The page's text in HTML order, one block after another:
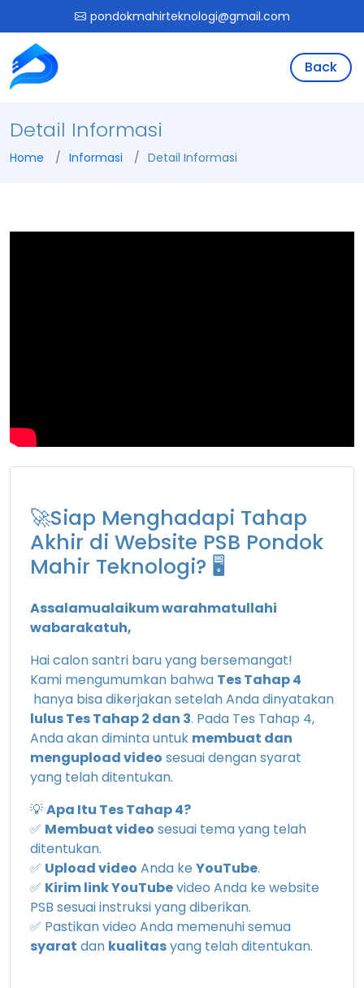
pondokmahirteknologi@gmail.com
Back
Detail Informasi
Home Informasi Detail Informasi
🚀Siap Menghadapi Tahap
Akhir di Website PSB Pondok
Mahir Teknologi? 🖥️
Assalamualaikum warahmatullahi
wabarakatuh,
Hai calon santri baru yang bersemangat!
Kami mengumumkan bahwa Tes Tahap 4
hanya bisa dikerjakan setelah Anda dinyatakan
lulus Tes Tahap 2 dan 3. Pada Tes Tahap 4,
Anda akan diminta untuk membuat dan
mengupload video sesuai dengan syarat
yang telah ditentukan.
💡Apa Itu Tes Tahap 4?
✅ Membuat video sesuai tema yang telah
ditentukan.
✅ Upload video Anda ke YouTube.
✅ Kirim link YouTubevideo Anda ke website
PSB sesuai instruksi yang diberikan.
✅ Pastikan video Anda memenuhi semua
syarat dan kualitasyang telah ditentukan.